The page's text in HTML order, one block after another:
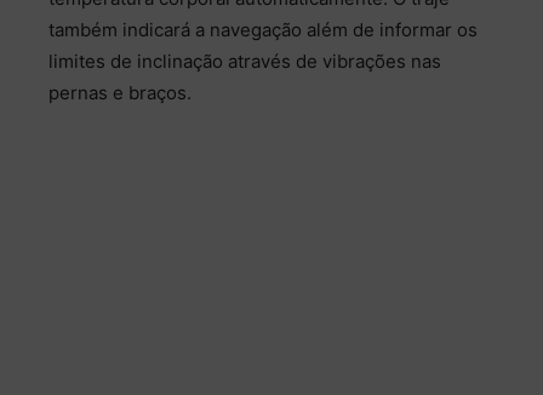
também indicará a navegação além de informar os
limites de inclinação através de vibrações nas
pernas e braços.